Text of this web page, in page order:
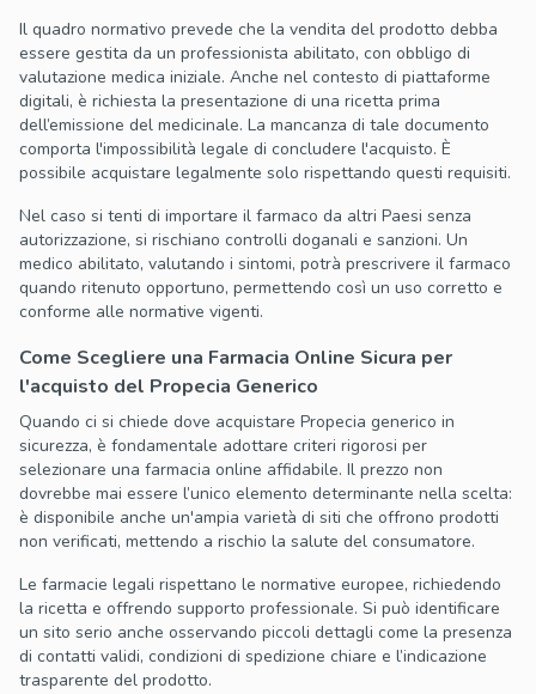
Il quadro normativo prevede che la vendita del prodotto debba
essere gestita da un professionista abilitato, con obbligo di
valutazione medica iniziale. Anche nel contesto di piattaforme
digitali, è richiesta la presentazione di una ricetta prima
dell’emissione del medicinale. La mancanza di tale documento
comporta l'impossibilità legale di concludere l'acquisto. È
possibile acquistare legalmente solo rispettando questi requisiti.
Nel caso si tenti di importare il farmaco da altri Paesi senza
autorizzazione, si rischiano controlli doganali e sanzioni. Un
medico abilitato, valutando i sintomi, potrà prescrivere il farmaco
quando ritenuto opportuno, permettendo così un uso corretto e
conforme alle normative vigenti.
Come Scegliere una Farmacia Online Sicura per
l'acquisto del Propecia Generico
Quando ci si chiede dove acquistare Propecia generico in
sicurezza, è fondamentale adottare criteri rigorosi per
selezionare una farmacia online affidabile. Il prezzo non
dovrebbe mai essere l’unico elemento determinante nella scelta:
è disponibile anche un'ampia varietà di siti che offrono prodotti
non verificati, mettendo a rischio la salute del consumatore.
Le farmacie legali rispettano le normative europee, richiedendo
la ricetta e offrendo supporto professionale. Si può identificare
un sito serio anche osservando piccoli dettagli come la presenza
di contatti validi, condizioni di spedizione chiare e l’indicazione
trasparente del prodotto.